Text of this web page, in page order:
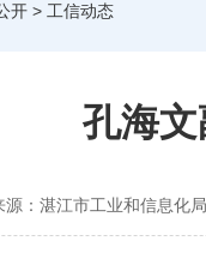
开 > 工信动态
孔海
源：湛江市工业和信息化局